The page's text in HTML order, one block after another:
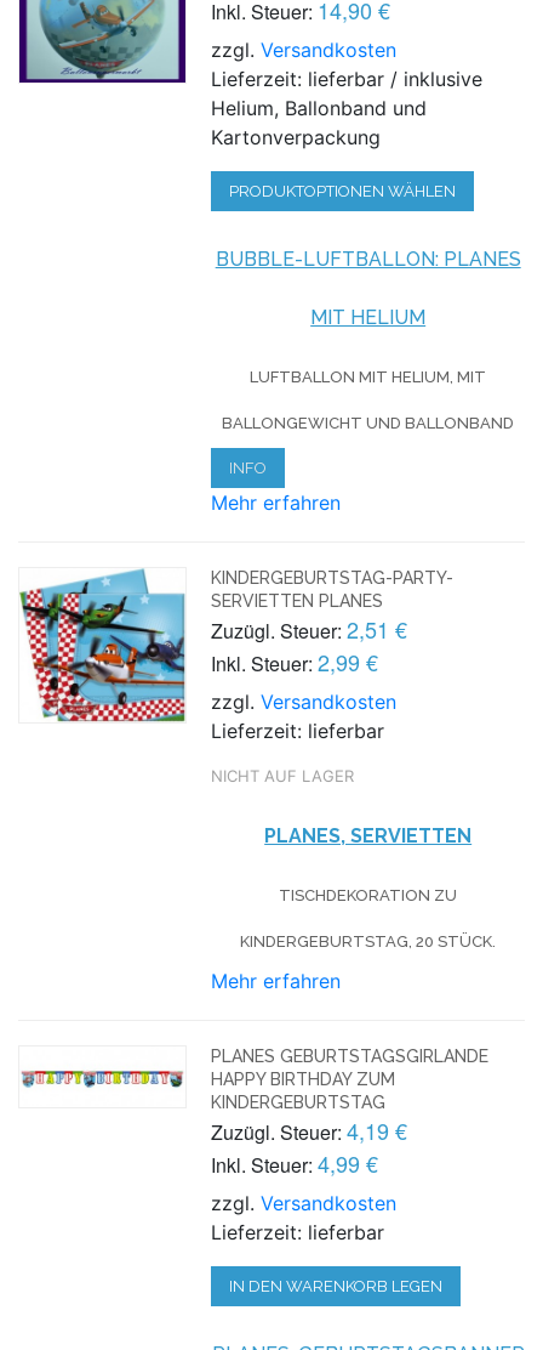
Inkl. Steuer: 14,90 €
zzgl.Versandkosten
Lieferzeit: lieferbar / inklusive
Helium, Ballonband und
Kartonverpackung
PRODUKTOPTIONEN WÄHLEN
BUBBLE-LUFTBALLON: PLANES
MIT HELIUM
LUFTBALLON MIT HELIUM, MIT
BALLONGEWICHT UND BALLONBAND
INFO
Mehr erfahren
KINDERGEBURTSTAG-PARTY-
SERVIETTEN PLANES
Zuzügl. Steuer: 2,51 €
Inkl. Steuer: 2,99 €
zzgl.Versandkosten
Lieferzeit: lieferbar
NICHT AUF LAGER
PLANES, SERVIETTEN
TISCHDEKORATION ZU
KINDERGEBURTSTAG, 20 STÜCK.
Mehr erfahren
PLANES GEBURTSTAGSGIRLANDE
HAPPY BIRTHDAY ZUM
KINDERGEBURTSTAG
Zuzügl. Steuer: 4,19 €
Inkl. Steuer: 4,99 €
zzgl.Versandkosten
Lieferzeit: lieferbar
IN DEN WARENKORB LEGEN